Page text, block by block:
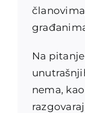
Na
nema,